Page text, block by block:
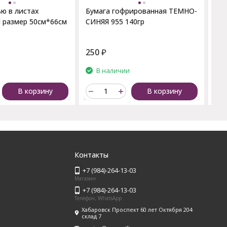
в листах
50см*66см
В корзину
Бумага гофрированная ТЕМНО-
СИНЯЯ 955 140гр
250₽
В наличии
В корзину
Контакты
+7 (984)-264-13-03
Магазин
+7 (984)-264-13-03
Телефон, WhatsApp
Хабаровск Проспект 60 лет Октября 204
склад 7